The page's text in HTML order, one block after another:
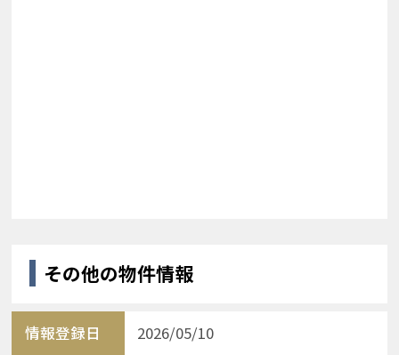
その他の物件情報
情報登録日 2026/05/10